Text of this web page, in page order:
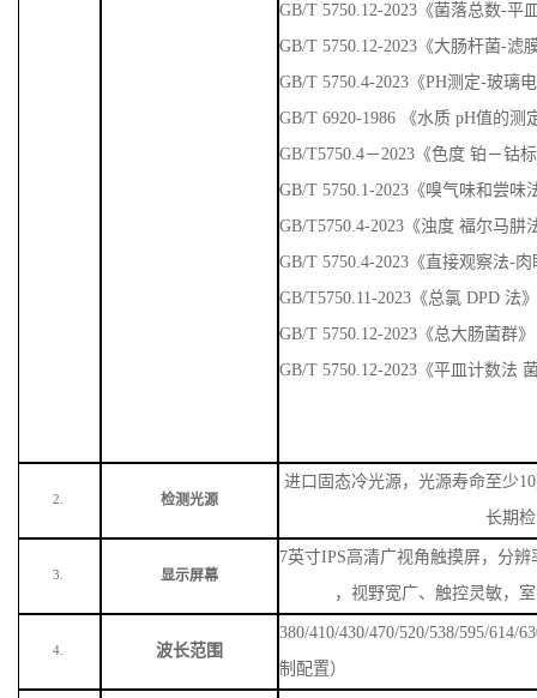
GB/T 5750.12-2023《菌落总数-平
GB/T 5750.12-2023《大肠杆菌-滤
GB/T 5750.4-2023《PH测定-玻璃
GB/T 6920-1986 《水质 pH值的测
GB/T5750.4－2023《色度 铂－钴
GB/T 5750.1-2023《嗅气味和尝味
GB/T5750.4-2023《浊度 福尔马肼
GB/T 5750.4-2023《直接观察法-
GB/T5750.11-2023《总氯 DPD 法
GB/T 5750.12-2023《总大肠菌群》
GB/T 5750.12-2023《平皿计数法
2. 检测光源
进口固态冷光源，光源寿命至少
长期
3. 显示屏幕
7英寸IPS高清广视角触摸屏，分
，视野宽广、触控灵敏，
4. 波长范围
380/410/430/470/520/538/595/614/
制配置）